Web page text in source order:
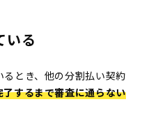
いる
とき、他の分割払い契約
するまで審査に通らない